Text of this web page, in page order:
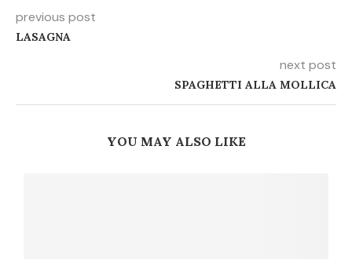
previous post
LASAGNA
next post
SPAGHETTI ALLA MOLLICA
YOU MAY ALSO LIKE